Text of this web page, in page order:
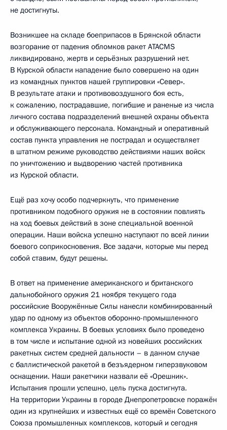
не достигнуты.
Возникшее на складе боеприпасов в Брянской области
возгорание от падения обломков ракет ATACMS
ликвидировано, жертв и серьёзных разрушений нет.
В Курской области нападение было совершено на один
из командных пунктов нашей группировки «Север».
В результате атаки и противовоздушного боя есть,
к сожалению, пострадавшие, погибшие и раненые из числа
личного состава подразделений внешней охраны объекта
и обслуживающего персонала. Командный и оперативный
состав пункта управления не пострадал и осуществляет
в штатном режиме руководство действиями наших войск
по уничтожению и выдворению частей противника
из Курской области.
Ещё раз хочу особо подчеркнуть, что применение
противником подобного оружия не в состоянии повлиять
на ход боевых действий в зоне специальной военной
операции. Наши войска успешно наступают по всей линии
боевого соприкосновения. Все задачи, которые мы перед
собой ставим, будут решены.
В ответ на применение американского и британского
дальнобойного оружия 21 ноября текущего года
российские Вооружённые Силы нанесли комбинированный
удар по одному из объектов оборонно-промышленного
комплекса Украины. В боевых условиях было проведено
в том числе и испытание одной из новейших российских
ракетных систем средней дальности – в данном случае
с баллистической ракетой в безъядерном гиперзвуковом
оснащении. Наши ракетчики назвали её «Орешник».
Испытания прошли успешно, цель пуска достигнута.
На территории Украины в городе Днепропетровске поражён
один из крупнейших и известных ещё со времён Советского
Союза промышленных комплексов, который и сегодня